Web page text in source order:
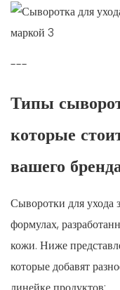
---
Типы
которые
вашего
Сыворотки для ухода
формулах,
кожи. Ниже
которые добавят